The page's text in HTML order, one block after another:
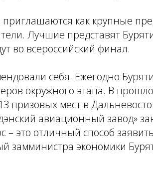
приглашаются как крупные
Лучшие представят
во всероссийский финал.
себя. Ежегодно
окружного этапа. В
призовых мест в
авиационный завод»
– это отличный способ
замминистра экономики